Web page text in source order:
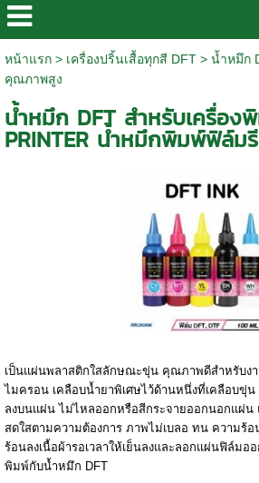
หน้าแรก> เครื่องปริ้นเสื้อทุกสี DFT> น้ำหมึก
คุณภาพสูง
น้ำหมึก DFT สำหรับเครื่อง
PRINTER น้ำหมึกพิมพ์ฟิล์ม
เป็นแผ่นพลาสติกใสลักษณะขุ่น คุณภาพดีสำหรับง
ไมครอน เคลือบน้ำยาพิเศษไว้ด้านหนึ่งที่เคลือบขุ่น
ลงบนแผ่น ไม่ไหลออกหรือสีกระจายออกนอกแผ่
สดใสตามความต้องการ ภาพไม่เบลอ ทน ความร้อ
ร้อนลงเนื้อผ้ารอเวลาให้เย็นลงและลอกแผ่นฟิล์มอ
พิมพ์กับน้ำหมึก DFT